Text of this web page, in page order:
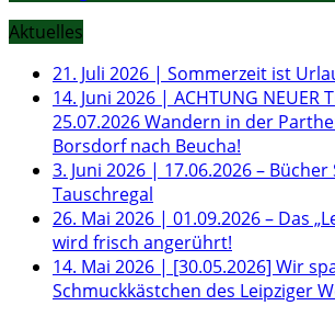
Aktuelles
21. Juli 2026 | Sommerzeit ist
14. Juni 2026 | ACHTUNG NEUER
25.07.2026 Wandern in der
Borsdorf nach Beucha!
3. Juni 2026 | 17.06.2026 –
Tauschregal
26. Mai 2026 | 01.09.2026 – Das
wird frisch angerührt!
14. Mai 2026 | [30.05.2026] Wir
Schmuckkästchen des Leipziger